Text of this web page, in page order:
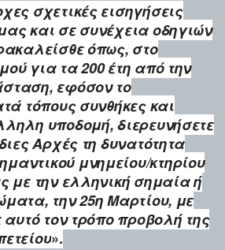
σχετικές εισηγήσεις
και σε συνέχεια οδηγιών
όπως, στο
για τα 200 έτη από την
εφόσον το
τόπους συνθήκες και
υποδομή, διερευνήσετε
Αρχές τη δυνατότητα
μνημείου/κτηρίου
με την ελληνική σημαία ή
την 25η Μαρτίου, με
αυτό τον τρόπο προβολή της
».